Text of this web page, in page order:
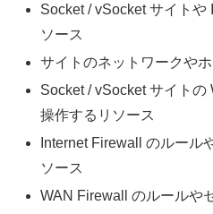
Socket / vSocket サイトや
ソース
サイトのネットワークや
Socket / vSocket サイト
操作するリソース
Internet Firewall のルール
ソース
WAN Firewall のルールや